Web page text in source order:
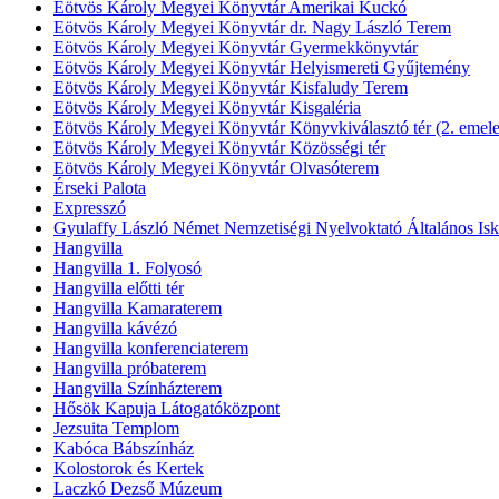
Eötvös Károly Megyei Könyvtár Amerikai Kuckó
Eötvös Károly Megyei Könyvtár dr. Nagy László Terem
Eötvös Károly Megyei Könyvtár Gyermekkönyvtár
Eötvös Károly Megyei Könyvtár Helyismereti Gyűjtemény
Eötvös Károly Megyei Könyvtár Kisfaludy Terem
Eötvös Károly Megyei Könyvtár Kisgaléria
Eötvös Károly Megyei Könyvtár Könyvkiválasztó tér (2.
Eötvös Károly Megyei Könyvtár Közösségi tér
Eötvös Károly Megyei Könyvtár Olvasóterem
Érseki Palota
Expresszó
Gyulaffy László Német Nemzetiségi Nyelvoktató Általános
Hangvilla
Hangvilla 1. Folyosó
Hangvilla előtti tér
Hangvilla Kamaraterem
Hangvilla kávézó
Hangvilla konferenciaterem
Hangvilla próbaterem
Hangvilla Színházterem
Hősök Kapuja Látogatóközpont
Jezsuita Templom
Kabóca Bábszínház
Kolostorok és Kertek
Laczkó Dezső Múzeum